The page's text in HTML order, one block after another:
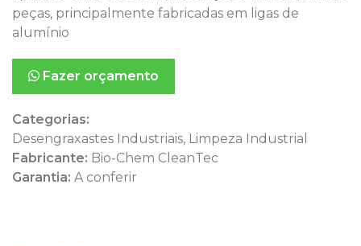
peças, principalmente fabricadas em ligas de
alumínio
Fazer orçamento
Categorias:
Desengraxastes Industriais, Limpeza Industrial
Fabricante: Bio-Chem CleanTec
Garantia: A conferir